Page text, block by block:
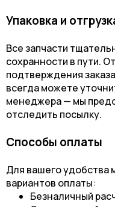
Упаковка и
Все запчасти
сохранности в пути.
подтверждения
всегда можете
менеджера — мы
отследить посылку.
Способы оплаты
Для вашего удобства
вариантов оплаты:
Безналичный